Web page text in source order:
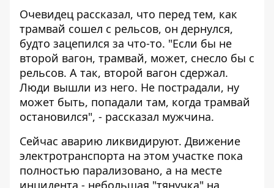
Очевидец рассказал, что перед тем, как
трамвай сошел с рельсов, он дернулся,
будто зацепился за что-то. "Если бы не
второй вагон, трамвай, может, снесло бы с
рельсов. А так, второй вагон сдержал.
Люди вышли из него. Не пострадали, ну
может быть, попадали там, когда трамвай
остановился", - рассказал мужчина.
Сейчас аварию ликвидируют. Движение
электротранспорта на этом участке пока
полностью парализовано, а на месте
инцидента - небольшая "тянучка" на